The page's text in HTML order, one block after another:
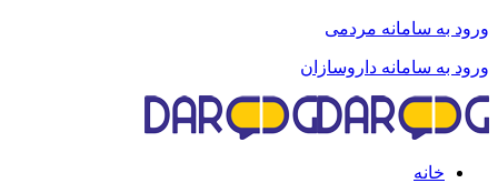
ورود به سامانه مردمی
ورود به سامانه داروسازان
خانه